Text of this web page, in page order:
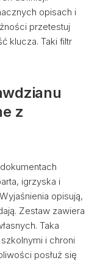
opisach i
przetestuj
klucza. Taki filtr
z
igrzyska i
opisują,
Zestaw zawiera
Taka
i chroni
posłuż się